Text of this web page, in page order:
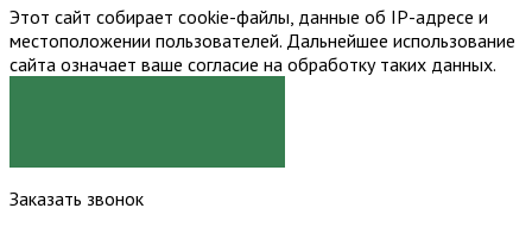
Этот сайт собирает cookie-файлы, данные об IP-адресе и
местоположении пользователей. Дальнейшее использование
сайта означает ваше согласие на обработку таких данных.
Заказать звонок